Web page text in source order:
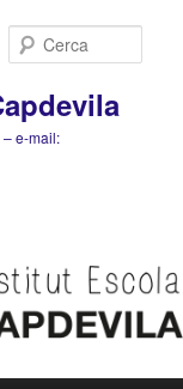
e-mail: